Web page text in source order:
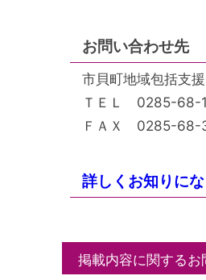
お問い合わせ先
市貝町地域包括支
ＴＥＬ 0285-68-
ＦＡＸ 0285-68-
詳しくお知りに
掲載内容に関するお